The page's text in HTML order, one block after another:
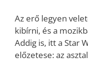
Az erő legyen
kibírni, és a
Addig is, itt a Star
előzetese: az